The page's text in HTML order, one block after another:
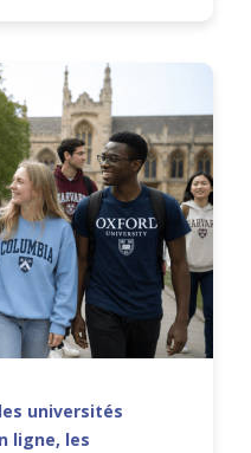
universités
ligne, les